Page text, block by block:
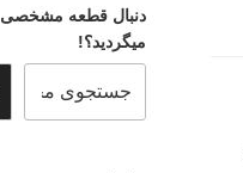
دنبال قطعه مشخصی
میگردید؟!